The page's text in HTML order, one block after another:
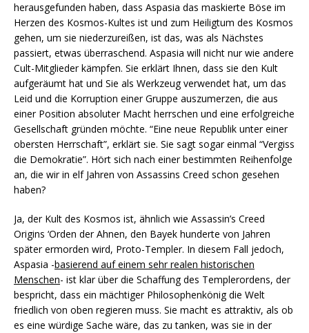
herausgefunden haben, dass Aspasia das maskierte Böse im
Herzen des Kosmos-Kultes ist und zum Heiligtum des Kosmos
gehen, um sie niederzureißen, ist das, was als Nächstes
passiert, etwas überraschend. Aspasia will nicht nur wie andere
Cult-Mitglieder kämpfen. Sie erklärt Ihnen, dass sie den Kult
aufgeräumt hat und Sie als Werkzeug verwendet hat, um das
Leid und die Korruption einer Gruppe auszumerzen, die aus
einer Position absoluter Macht herrschen und eine erfolgreiche
Gesellschaft gründen möchte. “Eine neue Republik unter einer
obersten Herrschaft”, erklärt sie. Sie sagt sogar einmal “Vergiss
die Demokratie”. Hört sich nach einer bestimmten Reihenfolge
an, die wir in elf Jahren von Assassins Creed schon gesehen
haben?
Ja, der Kult des Kosmos ist, ähnlich wie Assassin’s Creed
Origins ‘Orden der Ahnen, den Bayek hunderte von Jahren
später ermorden wird, Proto-Templer. In diesem Fall jedoch,
Aspasia -basierend auf einem sehr realen historischen
Menschen- ist klar über die Schaffung des Templerordens, der
bespricht, dass ein mächtiger Philosophenkönig die Welt
friedlich von oben regieren muss. Sie macht es attraktiv, als ob
es eine würdige Sache wäre, das zu tanken, was sie in der